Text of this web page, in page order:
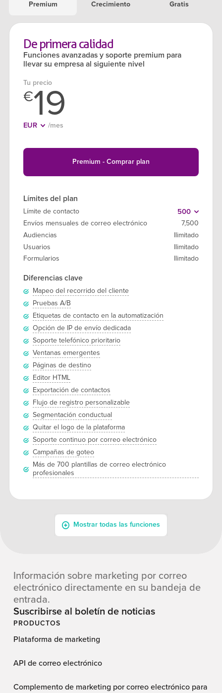
Información sobre marketing por correo
electrónico directamente en su bandeja de
entrada.
Suscribirse al boletín de noticias
PRODUCTOS
Plataforma de marketing
API de correo electrónico
Complemento de marketing por correo electrónico para